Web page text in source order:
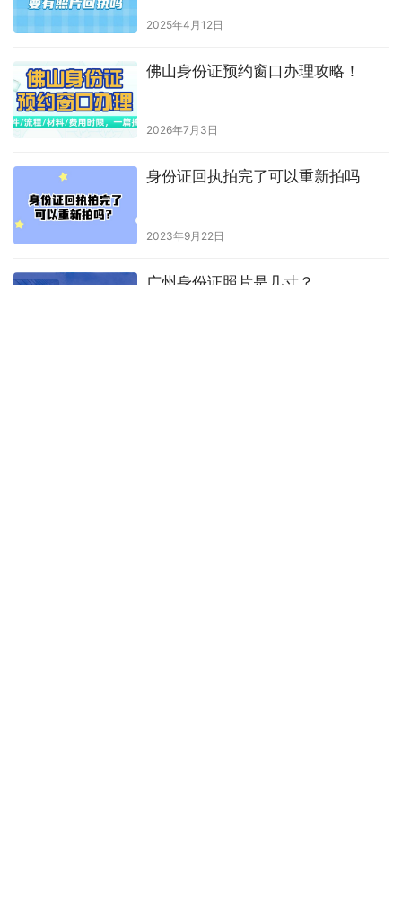
2025年4月12日
佛山身份证预约窗口办理攻略！
2026年7月3日
身份证回执拍完了可以重新拍吗
2023年9月22日
广州身份证照片是几寸？